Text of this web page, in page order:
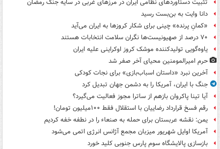
تثبیت دستاوردهای نظامی ایران در مرزهای غربی در سایه جنگ رمضان
دانا وایت به بن‌بست رسید
«کمانِ پرنده» چینی برای شکار کروزها به ایران می‌آید
۷۰ درصد از صهیونیست‌ها نگران سلامت انتخابات هستند
یاوه‌گویی تولیدکننده موشک کروز اوکراینی علیه ایران
حرم امیرالمومنین محیای آخر صفر شد
آخرین نبرد «داستان اسباب‌بازی» برای نجات کودکی
جنگ با ایران، آمریکا را به دشمن جهان تبدیل کرد
آیا تینا پاکروان بازهم از ساترا مجوز فعالیت می‌گیرد؟
رقم فسخ قرارداد رضاییان با استقلال فقط ۱۰۰میلیون تومان!
یمن: نقشه عربستان برای حمله به صنعاء را در نطفه خفه کردیم
آمریکا اوایل شهریور میزبان مجمع آژانس انرژی اتمی می‌شود
بازسازی پالایشگاه سوم پارس جنوبی کلید خورد